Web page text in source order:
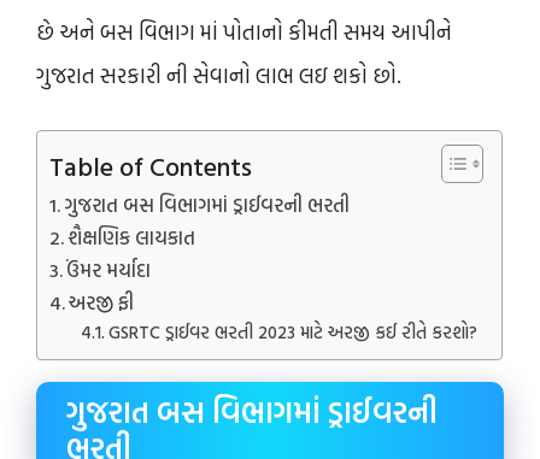
છે અને બસ વિભાગ માં પોતાનો કીમતી સમય આપીને
ગુજરાત સરકારી ની સેવાનો લાભ લઇ શકો છો.
Table of Contents
ગુજરાત બસ વિભાગમાં ડ્રાઈવરની ભરતી
શૈક્ષણિક લાયકાત
ઉંમર મર્યાદા
અરજી ફી
GSRTC ડ્રાઈવર ભરતી 2023 માટે અરજી કઈ રીતે કરશો?
ગુજરાત બસ વિભાગમાં ડ્રાઈવરની
ભરતી